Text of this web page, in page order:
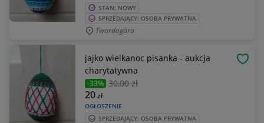
STAN: NOWY
SPRZEDAJĄCY: OSOBA PRYWATNA
Twardogóra
jajko wielkanoc pisanka - aukcja
charytatywna
-33% 30,00 zł
OGŁOSZENIE
20zł
SPRZEDAJĄCY: OSOBA PRYWATNA